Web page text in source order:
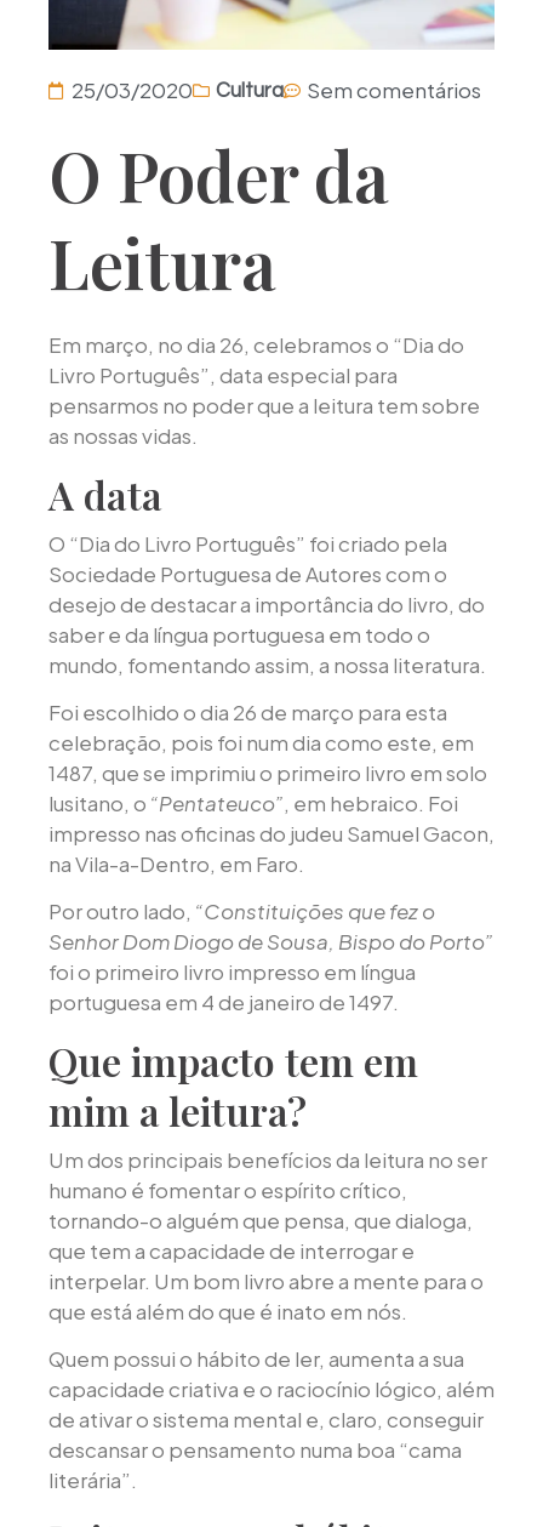
25/03/2020 Cultura Sem comentários
O Poder da
Leitura
Em março, no dia 26, celebramos o “Dia do
Livro Português”, data especial para
pensarmos no poder que a leitura tem sobre
as nossas vidas.
A data
O “Dia do Livro Português” foi criado pela
Sociedade Portuguesa de Autores com o
desejo de destacar a importância do livro, do
saber e da língua portuguesa em todo o
mundo, fomentando assim, a nossa literatura.
Foi escolhido o dia 26 de março para esta
celebração, pois foi num dia como este, em
1487, que se imprimiu o primeiro livro em solo
lusitano, o “Pentateuco”, em hebraico. Foi
impresso nas oficinas do judeu Samuel Gacon,
na Vila-a-Dentro, em Faro.
Por outro lado, “Constituições que fez o
Senhor Dom Diogo de Sousa, Bispo do Porto”
foi o primeiro livro impresso em língua
portuguesa em 4 de janeiro de 1497.
Que impacto tem em
mim a leitura?
Um dos principais benefícios da leitura no ser
humano é fomentar o espírito crítico,
tornando-o alguém que pensa, que dialoga,
que tem a capacidade de interrogar e
interpelar. Um bom livro abre a mente para o
que está além do que é inato em nós.
Quem possui o hábito de ler, aumenta a sua
capacidade criativa e o raciocínio lógico, além
de ativar o sistema mental e, claro, conseguir
descansar o pensamento numa boa “cama
literária”.